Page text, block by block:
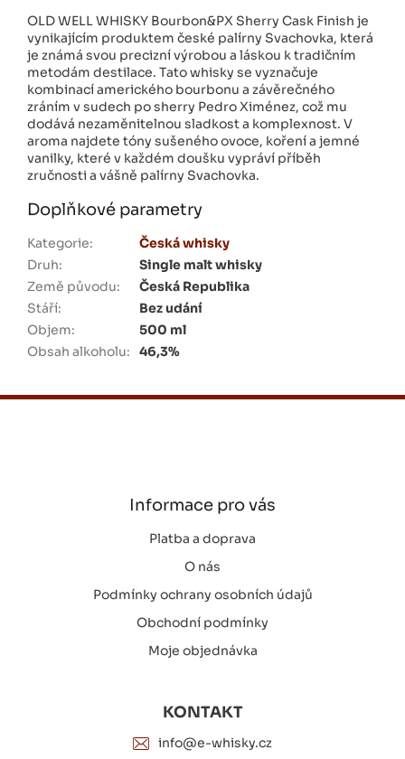
OLD WELL WHISKY Bourbon&PX Sherry Cask Finish je
vynikajícím produktem české palírny Svachovka, která
je známá svou precizní výrobou a láskou k tradičním
metodám destilace. Tato whisky se vyznačuje
kombinací amerického bourbonu a závěrečného
zráním v sudech po sherry Pedro Ximénez, což mu
dodává nezaměnitelnou sladkost a komplexnost. V
aroma najdete tóny sušeného ovoce, koření a jemné
vanilky, které v každém doušku vypráví příběh
zručnosti a vášně palírny Svachovka.
Doplňkové parametry
Kategorie:
Česká whisky
Druh:
Single malt whisky
Země původu:
Česká Republika
Stáří:
Bez udání
Objem:
500 ml
Obsah alkoholu: 46,3%
Z
Informace pro vás
Platba a doprava
O nás
Podmínky ochrany osobních údajů
Obchodní podmínky
Moje objednávka
KONTAKT
info@e-whisky.cz